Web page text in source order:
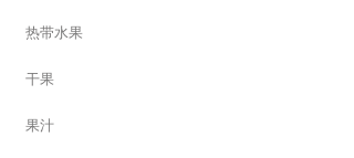
热带水果
干果
果汁